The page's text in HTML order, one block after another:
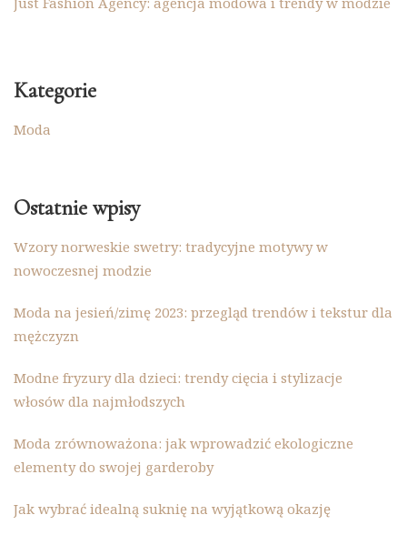
Kategorie
Moda
Ostatnie wpisy
Wzory norweskie swetry: tradycyjne motywy w
nowoczesnej modzie
Moda na jesień/zimę 2023: przegląd trendów i tekstur dla
mężczyzn
Modne fryzury dla dzieci: trendy cięcia i stylizacje
włosów dla najmłodszych
Moda zrównoważona: jak wprowadzić ekologiczne
elementy do swojej garderoby
Jak wybrać idealną suknię na wyjątkową okazję